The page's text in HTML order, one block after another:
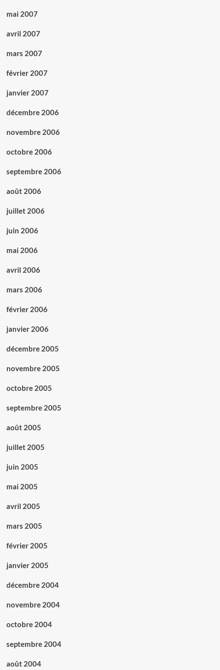
mai 2007
avril 2007
mars 2007
février 2007
janvier 2007
décembre 2006
novembre 2006
octobre 2006
septembre 2006
août 2006
juillet 2006
juin 2006
mai 2006
avril 2006
mars 2006
février 2006
janvier 2006
décembre 2005
novembre 2005
octobre 2005
septembre 2005
août 2005
juillet 2005
juin 2005
mai 2005
avril 2005
mars 2005
février 2005
janvier 2005
décembre 2004
novembre 2004
octobre 2004
septembre 2004
août 2004